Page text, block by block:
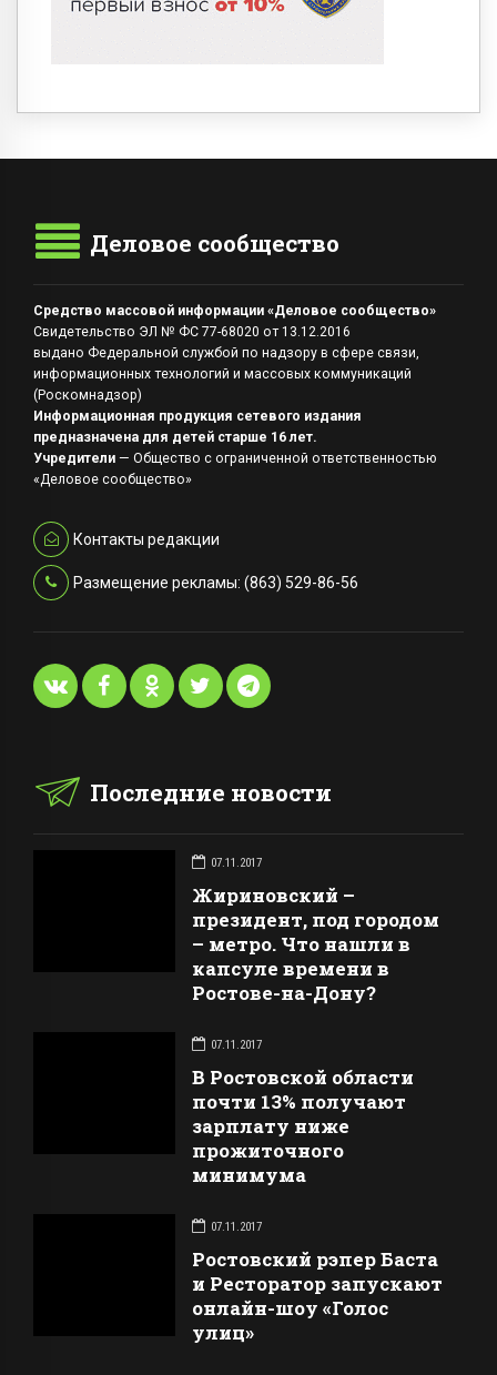
Деловое сообщество
Средство массовой информации «Деловое сообщество»
Свидетельство ЭЛ № ФС 77-68020 от 13.12.2016
выдано Федеральной службой по надзору в сфере связи,
информационных технологий и массовых коммуникаций
(Роскомнадзор)
Информационная продукция сетевого издания
предназначена для детей старше 16 лет.
Учредители — Общество с ограниченной ответственностью
«Деловое сообщество»
Контакты редакции
Размещение рекламы: (863) 529-86-56
Последние новости
07.11.2017
Жириновский –
президент, под городом
– метро. Что нашли в
капсуле времени в
Ростове-на-Дону?
07.11.2017
В Ростовской области
почти 13% получают
зарплату ниже
прожиточного
минимума
07.11.2017
Ростовский рэпер Баста
и Ресторатор запускают
онлайн-шоу «Голос
улиц»